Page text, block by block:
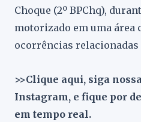
Choque (2º BPChq),
motorizado em uma área
ocorrências
>>Clique aqui, siga
Instagram, e fique por
em tempo real.